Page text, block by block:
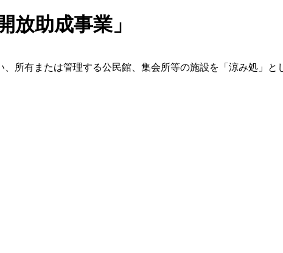
放助成事業」
所有または管理する公民館、集会所等の施設を「涼み処」